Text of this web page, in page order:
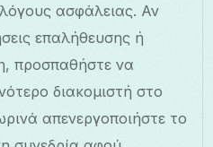
ασφάλειας. Αν
επαλήθευσης ή
προσπαθήστε να
διακομιστή στο
απενεργοποιήστε το